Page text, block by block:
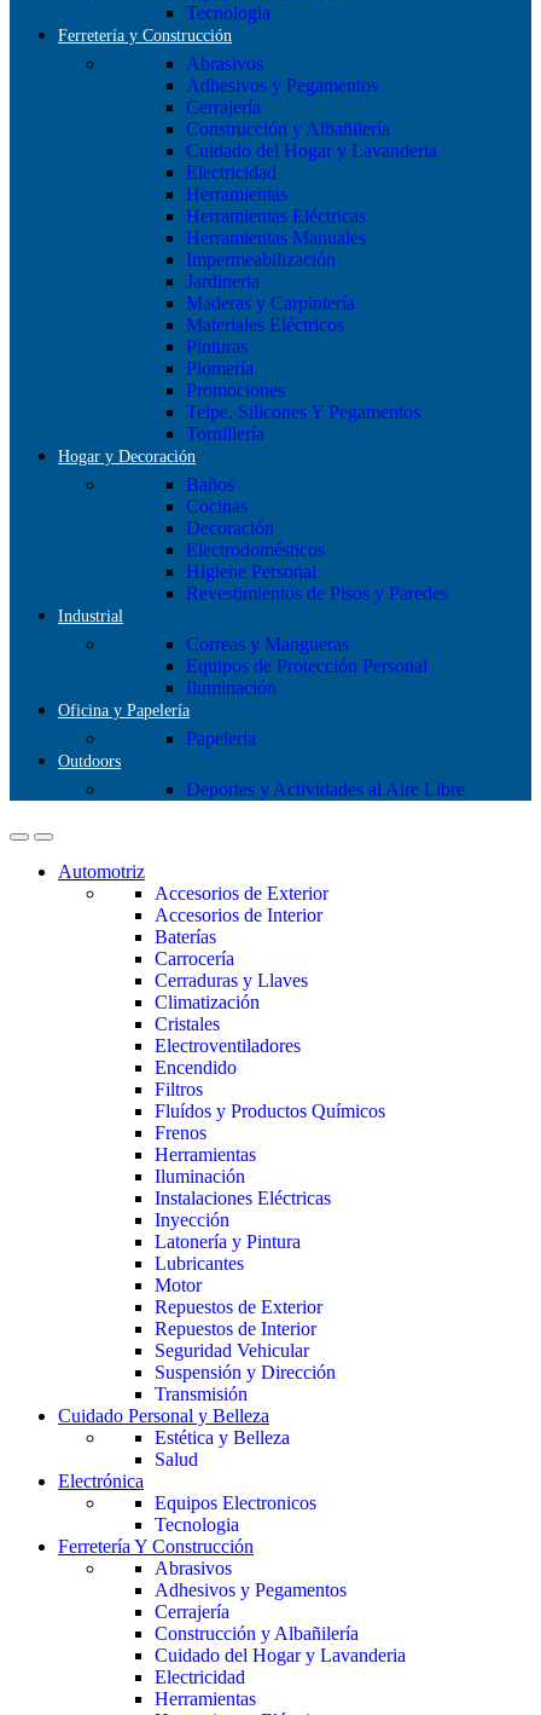
Tecnologia
Ferretería y Construcción
Abrasivos
Adhesivos y Pegamentos
Cerrajería
Construcción y Albañilería
Cuidado del Hogar y Lavanderia
Electricidad
Herramientas
Herramientas Eléctricas
Herramientas Manuales
Impermeabilización
Jardineria
Maderas y Carpintería
Materiales Eléctricos
Pinturas
Plomería
Promociones
Teipe, Silicones Y Pegamentos
Tornillería
Hogar y Decoración
Baños
Cocinas
Decoración
Electrodomésticos
Higiene Personal
Revestimientos de Pisos y Paredes
Industrial
Correas y Mangueras
Equipos de Protección Personal
Iluminación
Oficina y Papelería
Papeleria
Outdoors
Deportes y Actividades al Aire Libre
Automotriz
Accesorios de Exterior
Accesorios de Interior
Baterías
Carrocería
Cerraduras y Llaves
Climatización
Cristales
Electroventiladores
Encendido
Filtros
Fluídos y Productos Químicos
Frenos
Herramientas
Iluminación
Instalaciones Eléctricas
Inyección
Latonería y Pintura
Lubricantes
Motor
Repuestos de Exterior
Repuestos de Interior
Seguridad Vehicular
Suspensión y Dirección
Transmisión
Cuidado Personal y Belleza
Estética y Belleza
Salud
Electrónica
Equipos Electronicos
Tecnologia
Ferretería Y Construcción
Abrasivos
Adhesivos y Pegamentos
Cerrajería
Construcción y Albañilería
Cuidado del Hogar y Lavanderia
Electricidad
Herramientas